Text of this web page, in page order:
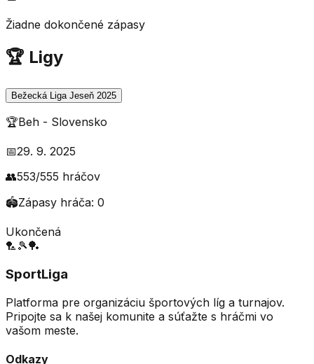
Žiadne dokončené zápasy
🏆 Ligy
Bežecká Liga Jeseň 2025
🏆Beh - Slovensko
📅29. 9. 2025
👥553/555 hráčov
🏟️Zápasy hráča: 0
Ukončená
🏸 🎾🏓
SportLiga
Platforma pre organizáciu športových líg a turnajov.
Pripojte sa k našej komunite a súťažte s hráčmi vo
vašom meste.
Odkazy